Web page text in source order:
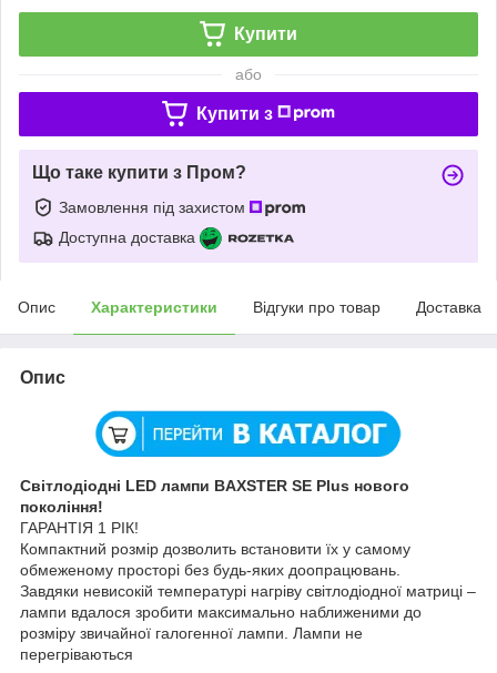
Купити
або
Купити з
Що таке купити з Пром?
Замовлення під захистом
Доступна доставка
Опис Характеристики Відгуки про товар Доставка
Опис
Світлодіодні LED лампи BAXSTER SE Plus нового
покоління!
ГАРАНТІЯ 1 РІК!
Компактний розмір дозволить встановити їх у самому
обмеженому просторі без будь-яких доопрацювань.
Завдяки невисокій температурі нагріву світлодіодної матриці –
лампи вдалося зробити максимально наближеними до
розміру звичайної галогенної лампи. Лампи не
перегріваються